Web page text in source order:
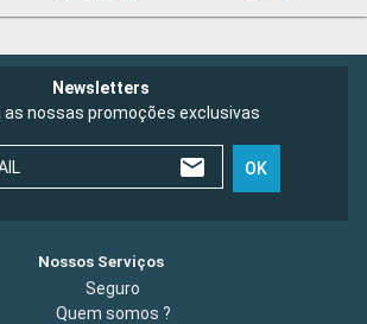
Newsletters
as nossas promoções exclusivas
OK
Nossos Serviços
Seguro
Quem somos ?